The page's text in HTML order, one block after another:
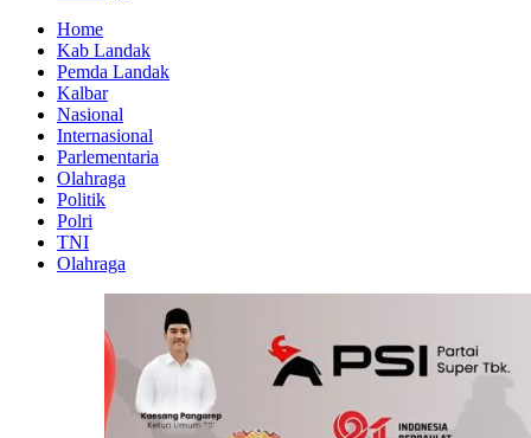
Home
Kab Landak
Pemda Landak
Kalbar
Nasional
Internasional
Parlementaria
Olahraga
Politik
Polri
TNI
Olahraga